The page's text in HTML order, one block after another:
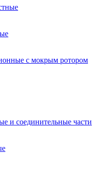
с мокрым ротором
и соединительные части